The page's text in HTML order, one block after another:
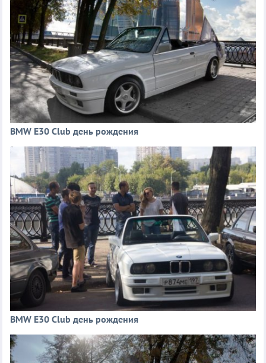
BMW E30 Club день рождения
BMW E30 Club день рождения